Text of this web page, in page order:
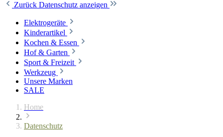
Zurück Datenschutz anzeigen
Elektrogeräte
Kinderartikel
Kochen & Essen
Hof & Garten
Sport & Freizeit
Werkzeug
Unsere Marken
SALE
Home
Datenschutz